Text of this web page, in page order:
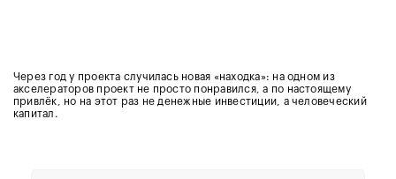
Через год у проекта случилась новая «находка»: на одном из
акселераторов проект не просто понравился, а по настоящему
привлёк, но на этот раз не денежные инвестиции, а человеческий
капитал.